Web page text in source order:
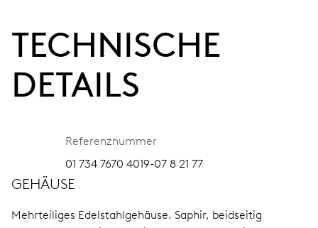
TECHNISCHE
DETAILS
Referenznummer
01 734 7670 4019-07 8 21 77
GEHÄUSE
Mehrteiliges Edelstahlgehäuse. Saphir, beidseitig